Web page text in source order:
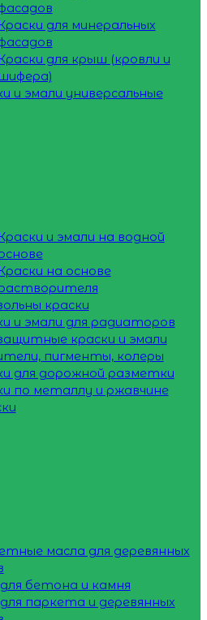
Краски для минеральных
Краски для крыш (кровли и
шифера)
и эмали универсальные
Краски и эмали на водной
Краски на основе
краски
и эмали для радиаторов
краски и эмали
пигменты, колеры
для дорожной разметки
по металлу и ржавчине
масла для деревянных
бетона и камня
паркета и деревянных